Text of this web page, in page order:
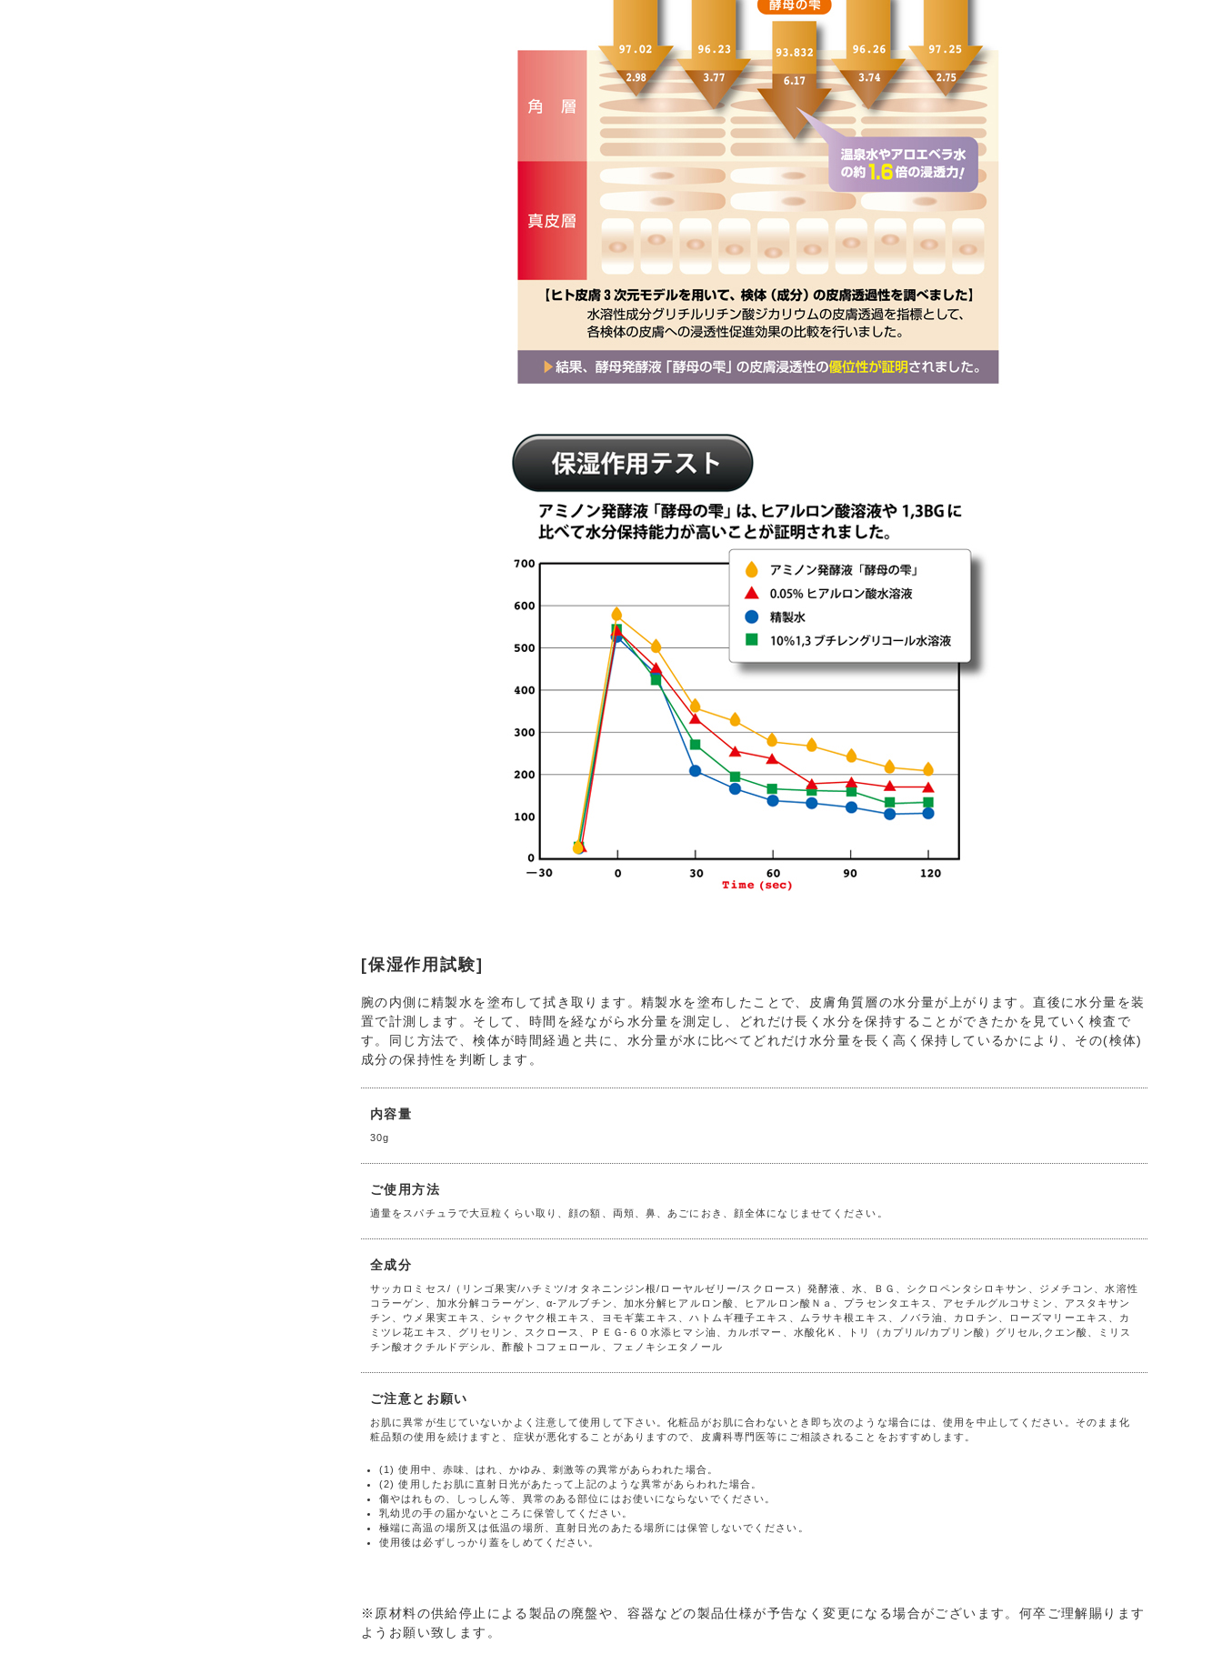
[保湿作用試験]
腕の内側に精製水を塗布して拭き取ります。精製水を塗布したことで、皮膚角質層の水分量が上がります。直後に水分量を装
置で計測します。そして、時間を経ながら水分量を測定し、どれだけ長く水分を保持することができたかを見ていく検査で
す。同じ方法で、検体が時間経過と共に、水分量が水に比べてどれだけ水分量を長く高く保持しているかにより、その(検体)
成分の保持性を判断します。
内容量
30g
ご使用方法
適量をスパチュラで大豆粒くらい取り、顔の額、両頬、鼻、あごにおき、顔全体になじませてください。
全成分
サッカロミセス/（リンゴ果実/ハチミツ/オタネニンジン根/ローヤルゼリー/スクロース）発酵液、水、ＢＧ、シクロペンタシロキサン、ジメチコン、水溶性
コラーゲン、加水分解コラーゲン、α-アルブチン、加水分解ヒアルロン酸、ヒアルロン酸Ｎａ、プラセンタエキス、アセチルグルコサミン、アスタキサン
チン、ウメ果実エキス、シャクヤク根エキス、ヨモギ葉エキス、ハトムギ種子エキス、ムラサキ根エキス、ノバラ油、カロチン、ローズマリーエキス、カ
ミツレ花エキス、グリセリン、スクロース、ＰＥＧ-６０水添ヒマシ油、カルボマー、水酸化Ｋ、トリ（カプリル/カプリン酸）グリセル,クエン酸、ミリス
チン酸オクチルドデシル、酢酸トコフェロール、フェノキシエタノール
ご注意とお願い
お肌に異常が生じていないかよく注意して使用して下さい。化粧品がお肌に合わないとき即ち次のような場合には、使用を中止してください。そのまま化
粧品類の使用を続けますと、症状が悪化することがありますので、皮膚科専門医等にご相談されることをおすすめします。
(1) 使用中、赤味、はれ、かゆみ、刺激等の異常があらわれた場合。
(2) 使用したお肌に直射日光があたって上記のような異常があらわれた場合。
傷やはれもの、しっしん等、異常のある部位にはお使いにならないでください。
乳幼児の手の届かないところに保管してください。
極端に高温の場所又は低温の場所、直射日光のあたる場所には保管しないでください。
使用後は必ずしっかり蓋をしめてください。
※原材料の供給停止による製品の廃盤や、容器などの製品仕様が予告なく変更になる場合がございます。何卒ご理解賜ります
ようお願い致します。